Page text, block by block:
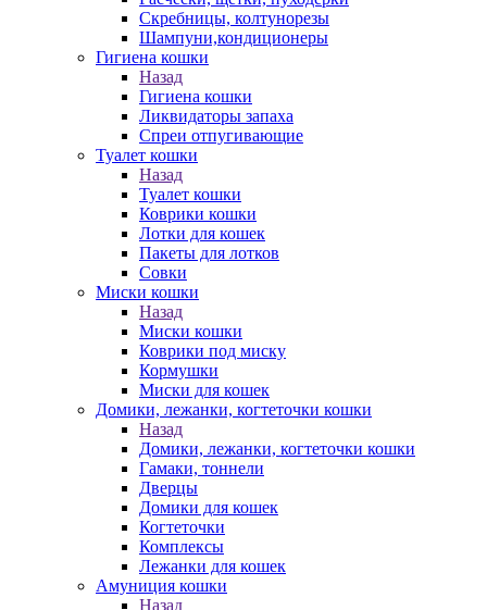
Скребницы, колтунорезы
Шампуни,кондиционеры
Гигиена кошки
Назад
Гигиена кошки
Ликвидаторы запаха
Спреи отпугивающие
Туалет кошки
Назад
Туалет кошки
Коврики кошки
Лотки для кошек
Пакеты для лотков
Совки
Миски кошки
Назад
Миски кошки
Коврики под миску
Кормушки
Миски для кошек
Домики, лежанки, когтеточки кошки
Назад
Домики, лежанки, когтеточки кошки
Гамаки, тоннели
Дверцы
Домики для кошек
Когтеточки
Комплексы
Лежанки для кошек
Амуниция кошки
Назад